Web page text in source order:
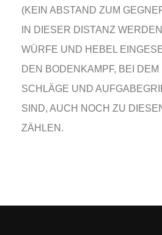
(KEIN ABSTAND ZUM
IN DIESER DISTANZ
WÜRFE UND HEBEL
DEN BODENKAMPF, BEI
SCHLÄGE UND
SIND, AUCH NOCH ZU
ZÄHLEN.